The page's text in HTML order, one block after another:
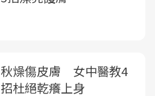
秋燥傷皮膚 女中醫教4
招杜絕乾癢上身